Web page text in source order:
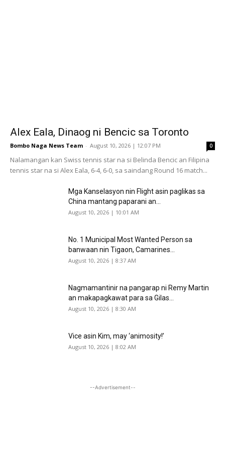
Alex Eala, Dinaog ni Bencic sa Toronto
Bombo Naga News Team - August 10, 2026 | 12:07 PM 0
Nalamangan kan Swiss tennis star na si Belinda Bencic an Filipina
tennis star na si Alex Eala, 6-4, 6-0, sa saindang Round 16 match...
Mga Kanselasyon nin Flight asin paglikas sa
China mantang paparani an...
August 10, 2026 | 10:01 AM
No. 1 Municipal Most Wanted Person sa
banwaan nin Tigaon, Camarines...
August 10, 2026 | 8:37 AM
Nagmamantinir na pangarap ni Remy Martin
an makapagkawat para sa Gilas...
August 10, 2026 | 8:30 AM
Vice asin Kim, may ‘animosity!’
August 10, 2026 | 8:02 AM
--Advertisement--